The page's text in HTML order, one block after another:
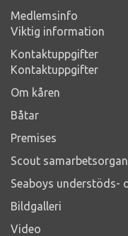
Medlemsinfo
Viktig information
Kontaktuppgifter
Kontaktuppgifter
Om kåren
Båtar
Premises
Scout
Seaboys understöds-
Bildgalleri
Video